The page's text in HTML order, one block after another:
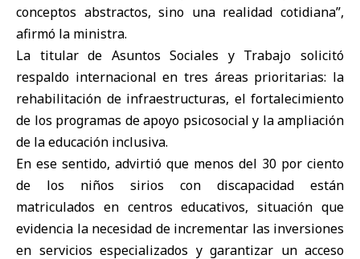
conceptos abstractos, sino una realidad cotidiana”,
afirmó la ministra.
La titular de Asuntos Sociales y Trabajo solicitó
respaldo internacional en tres áreas prioritarias: la
rehabilitación de infraestructuras, el fortalecimiento
de los programas de apoyo psicosocial y la ampliación
de la educación inclusiva.
En ese sentido, advirtió que menos del 30 por ciento
de los niños sirios con discapacidad están
matriculados en centros educativos, situación que
evidencia la necesidad de incrementar las inversiones
en servicios especializados y garantizar un acceso